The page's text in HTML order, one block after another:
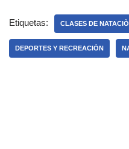
Etiquetas: CLASES DE
DEPORTES Y RECREACIÒN